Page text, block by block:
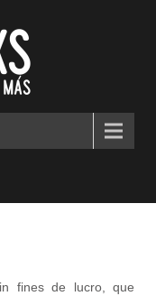
fines de lucro, que